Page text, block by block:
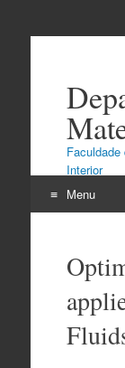
Faculdade
Interior
Menu
content